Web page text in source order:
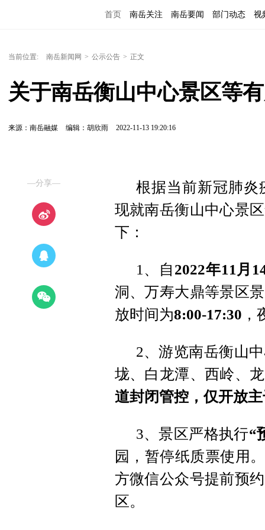
首页 南岳关注 南岳要闻 部门动态 视
当前位置: 南岳新闻网 > 公示公告 > 正文
关于南岳衡山中心景区等
来源：南岳融媒 编辑：胡欣雨 2022-11-13 19:20:16
—分享—
根据当前新冠肺炎
现就南岳衡山中心景
下：
1、自 2022年11月
洞、万寿大鼎等景区
放时间为8:00-17:30
2、游览南岳衡山
垅、白龙潭、西岭、
道封闭管控，仅开放
3、景区严格执行“
园，暂停纸质票使用
方微信公众号提前预
区。